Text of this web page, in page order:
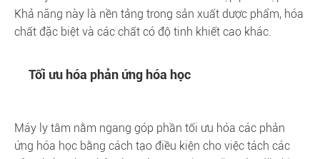
Khả năng này là nền tảng trong sản xuất dược phẩm, hóa
chất đặc biệt và các chất có độ tinh khiết cao khác.
Tối ưu hóa phản ứng hóa học
Máy ly tâm nằm ngang góp phần tối ưu hóa các phản
ứng hóa học bằng cách tạo điều kiện cho việc tách các